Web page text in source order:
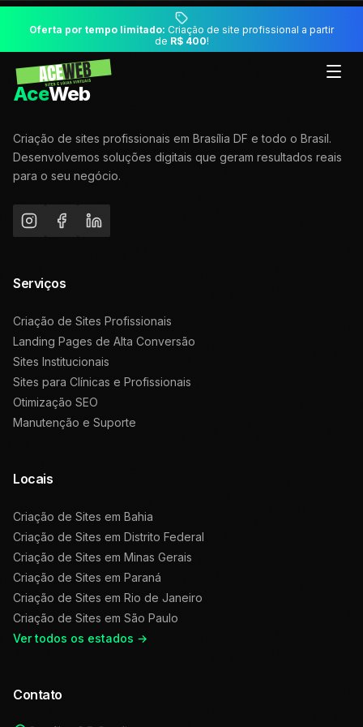
Oferta por tempo limitado: Criação de site profissional a partir
de R$ 400!
AceWeb
Criação de sites profissionais em Brasília DF e todo o Brasil.
Desenvolvemos soluções digitais que geram resultados reais
para o seu negócio.
Serviços
Criação de Sites Profissionais
Landing Pages de Alta Conversão
Sites Institucionais
Sites para Clínicas e Profissionais
Otimização SEO
Manutenção e Suporte
Locais
Criação de Sites em Bahia
Criação de Sites em Distrito Federal
Criação de Sites em Minas Gerais
Criação de Sites em Paraná
Criação de Sites em Rio de Janeiro
Criação de Sites em São Paulo
Ver todos os estados →
Contato